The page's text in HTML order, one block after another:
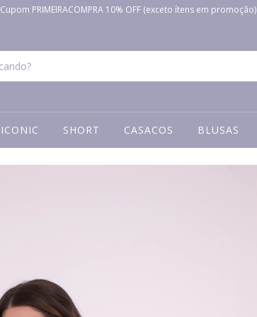
Cupom PRIMEIRACOMPRA 10% OFF (exceto ítens em promoção)
ICONIC SHORT CASACOS BLUSAS